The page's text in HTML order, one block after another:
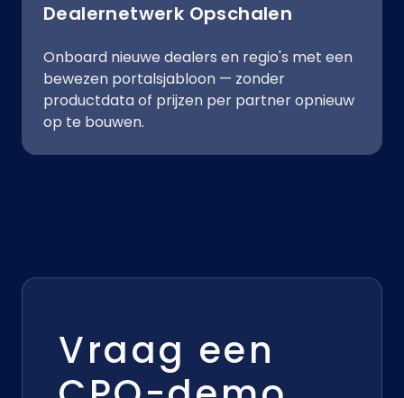
Dealernetwerk Opschalen
Onboard nieuwe dealers en regio's met een
bewezen portalsjabloon — zonder
productdata of prijzen per partner opnieuw
op te bouwen.
Vraag een